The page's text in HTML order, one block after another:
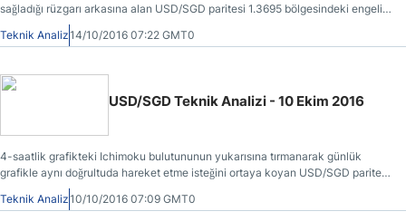
sağladığı rüzgarı arkasına alan USD/SGD paritesi 1.3695 bölgesindeki engeli
aşmak suretiyle hızlı bir tırmanışa geçmiştir.
Teknik Analiz14/10/2016 07:22 GMT0
USD/SGD Teknik Analizi - 10 Ekim 2016
4-saatlik grafikteki Ichimoku bulutununun yukarısına tırmanarak günlük
grafikle aynı doğrultuda hareket etme isteğini ortaya koyan USD/SGD paritesi
1.3625 direncini geçmek suretiyle tahminlere paralel bir şekilde yükselişini
sürdürmüştür.
Teknik Analiz10/10/2016 07:09 GMT0